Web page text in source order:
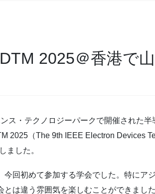
2025＠香港で
ス・テクノロジーパークで開催された半
2025（The 9th IEEE Electron Devices
ました。
今回初めて参加する学会でした。特にア
は違う雰囲気を楽しむことができました